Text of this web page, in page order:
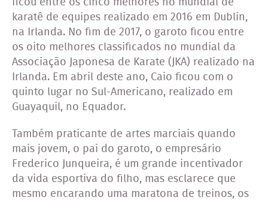
ficou entre os cinco melhores no mundial de
karatê de equipes realizado em 2016 em Dublin,
na Irlanda. No fim de 2017, o garoto ficou entre
os oito melhores classificados no mundial da
Associação Japonesa de Karate (JKA) realizado na
Irlanda. Em abril deste ano, Caio ficou com o
quinto lugar no Sul-Americano, realizado em
Guayaquil, no Equador.
Também praticante de artes marciais quando
mais jovem, o pai do garoto, o empresário
Frederico Junqueira, é um grande incentivador
da vida esportiva do filho, mas esclarece que
mesmo encarando uma maratona de treinos, os